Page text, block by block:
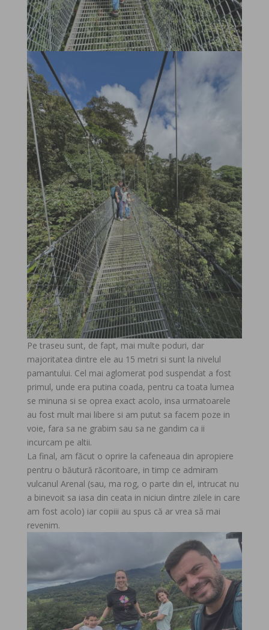
Pe traseu sunt, de fapt, mai multe poduri, dar
majoritatea dintre ele au 15 metri si sunt la nivelul
pamantului. Cel mai aglomerat pod suspendat a fost
primul, unde era putina coada, pentru ca toata lumea
se minuna si se oprea exact acolo, insa urmatoarele
au fost mult mai libere si am putut sa facem poze in
voie, fara sa ne grabim sau sa ne gandim ca ii
incurcam pe altii.
La final, am făcut o oprire la cafeneaua din apropiere
pentru o băutură răcoritoare, in timp ce admiram
vulcanul Arenal (sau, ma rog, o parte din el, intrucat nu
a binevoit sa iasa din ceata in niciun dintre zilele in care
am fost acolo) iar copiii au spus că ar vrea să mai
revenim.